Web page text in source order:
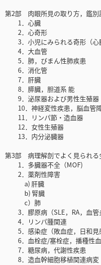
第2部 肉眼所見の取り方，鑑別
1．心臓
2．心奇形
3．小児にみられる奇形（心
4．大血管
5．肺，びまん性肺疾患
6．消化管
7．肝臓
8．膵臓，胆道系 能
9．泌尿器および男性生殖器
10．神経変性疾患，脳血管
11．リンパ節・造血器
12．女性生殖器
13．内分泌臓器
第3部 病理解剖でよく見られる
1．多臓器不全（MOF)
2．薬剤性障害
a) 肝臓
b) 腎臓
c）肺
3．膠原病（SLE，RA，血管
4．リンパ腫関連
5．感染症（敗血症，日和見
6．血栓症/塞栓症，播種性血
7．糖尿病，代謝性疾患
8．造血幹細胞移植関連病変